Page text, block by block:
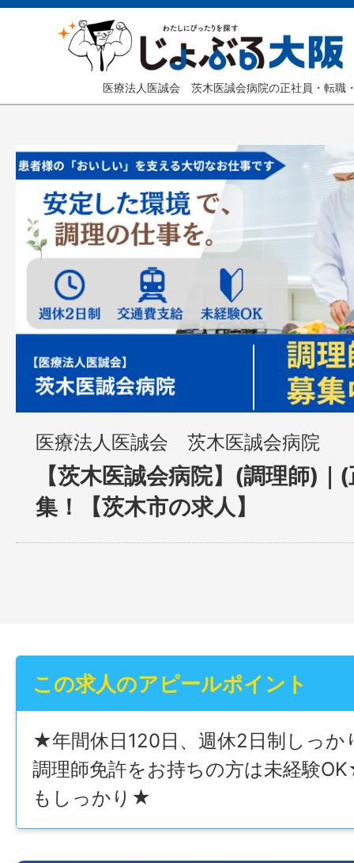
医療法人医誠会 茨木医誠会病院の正社員・転職
医療法人医誠会 茨木医誠会病院
【茨木医誠会病院】(調理師)｜
集！【茨木市の求人】
この求人のアピールポイント
★年間休日120日、週休2日制しっ
調理師免許をお持ちの方は未経験
もしっかり★